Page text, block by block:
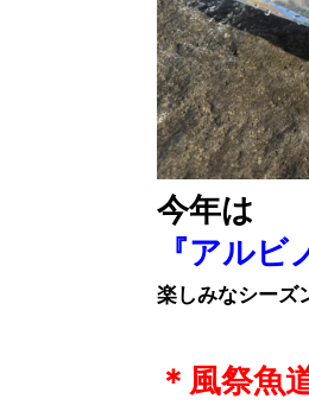
今年は
『アルビ
楽しみなシーズ
＊風祭魚